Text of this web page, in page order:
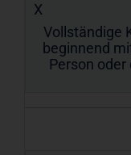
X
Vollständige
beginnend
Person